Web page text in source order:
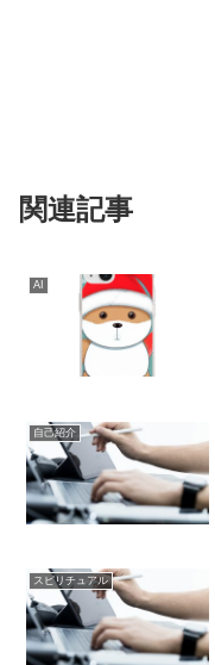
関連記事
AI
自己紹介
スピリチュアル